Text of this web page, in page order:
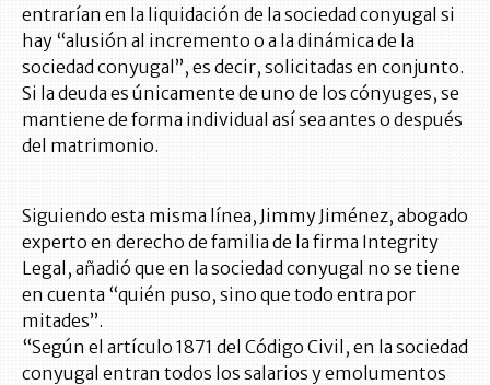
entrarían en la liquidación de la sociedad conyugal si
hay “alusión al incremento o a la dinámica de la
sociedad conyugal”, es decir, solicitadas en conjunto.
Si la deuda es únicamente de uno de los cónyuges, se
mantiene de forma individual así sea antes o después
del matrimonio.
Siguiendo esta misma línea, Jimmy Jiménez, abogado
experto en derecho de familia de la firma Integrity
Legal, añadió que en la sociedad conyugal no se tiene
en cuenta “quién puso, sino que todo entra por
mitades”.
“Según el artículo 1871 del Código Civil, en la sociedad
conyugal entran todos los salarios y emolumentos